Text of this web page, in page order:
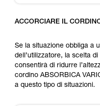
ACCORCIARE IL
Se la situazione obbliga a
dell’utilizzatore, la scelta
consentirà di ridurre
cordino ABSORBICA
a questo tipo di situazioni.